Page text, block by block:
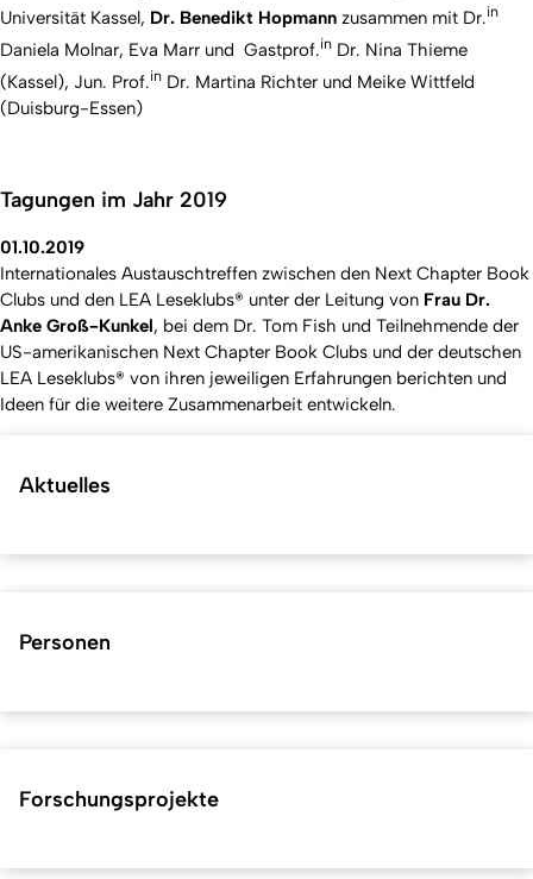
Universität Kassel, Dr. Benedikt Hopmann zusammen mit Dr.in
Daniela Molnar, Eva Marr und Gastprof.in Dr. Nina Thieme
(Kassel), Jun. Prof.in Dr. Martina Richter und Meike Wittfeld
(Duisburg-Essen)
Tagungen im Jahr 2019
01.10.2019
Internationales Austauschtreffen zwischen den Next Chapter Book
Clubs und den LEA Leseklubs® unter der Leitung von Frau Dr.
Anke Groß-Kunkel, bei dem Dr. Tom Fish und Teilnehmende der
US-amerikanischen Next Chapter Book Clubs und der deutschen
LEA Leseklubs® von ihren jeweiligen Erfahrungen berichten und
Ideen für die weitere Zusammenarbeit entwickeln.
Aktuelles
Personen
Forschungsprojekte